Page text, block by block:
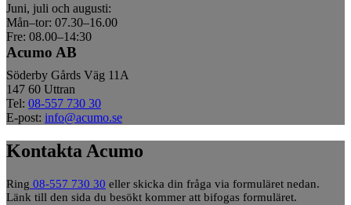
Juni, juli och augusti:
Mån–tor: 07.30–16.00
Fre: 08.00–14:30
Acumo AB
Söderby Gårds Väg 11A
147 60 Uttran
Tel: 08-557 730 30
E-post: info@acumo.se
Kontakta Acumo
Ring 08-557 730 30 eller skicka din fråga via formuläret nedan.
Länk till den sida du besökt kommer att bifogas formuläret.